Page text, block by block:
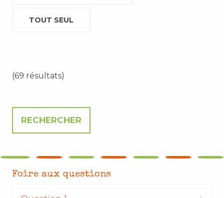
TOUT SEUL
(69 résultats)
Foire aux questions